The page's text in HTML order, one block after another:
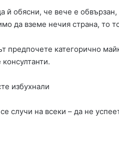
й обясни, че вече е
да вземе нечия страна, то
предпочете категорично
избухнали
случи на всеки – да не